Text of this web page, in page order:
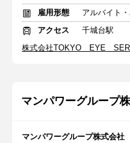
雇用形態
アルバイト
アクセス
千城台駅
株式会社TOKYO EYE
マンパワーグループ
マンパワーグループ株式会